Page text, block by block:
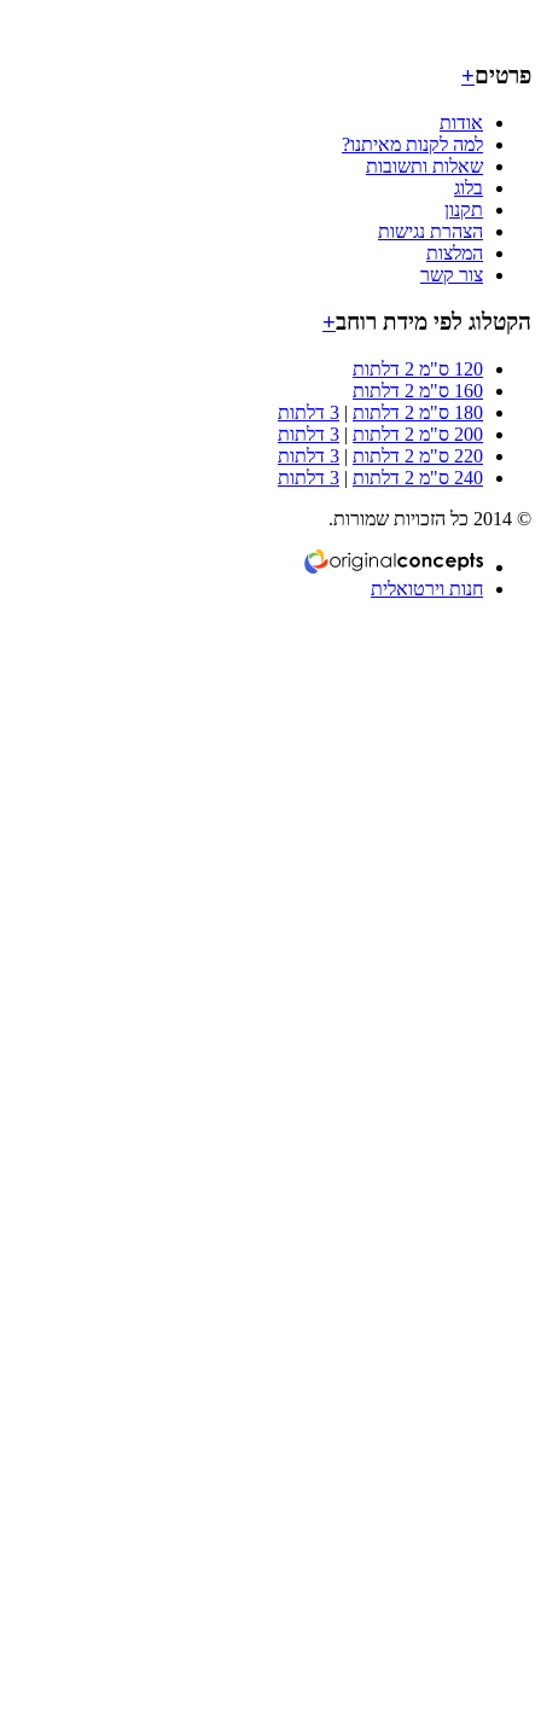
+
אודות
למה לקנות מאיתנו?
שאלות ותשובות
בלוג
תקנון
הצהרת נגישות
המלצות
צור קשר
לפי מידת רוחב +
120 ס"מ 2 דלתות
160 ס"מ 2 דלתות
180 ס"מ 2 דלתות
|3 דלתות
200 ס"מ 2 דלתות
|3 דלתות
220 ס"מ 2 דלתות
|3 דלתות
240 ס"מ 2 דלתות
|3 דלתות
חנות וירטואלית